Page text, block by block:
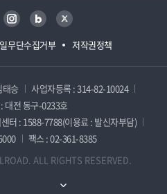
무단수집거부 저작권정책
인스타그램 블로그 트위터
태승
사업자등록 : 314-82-10024
대전 동구-0233호
터 : 1588-7788(이용료 : 발신자부담)
팩스 : 02-361-8385
ALL RIGHTS RESERVED.